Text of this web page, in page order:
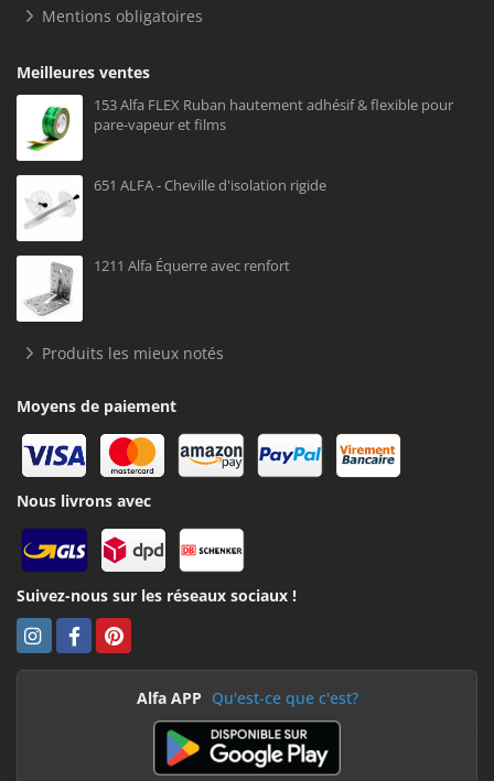
Mentions obligatoires
Meilleures ventes
153 Alfa FLEX Ruban hautement adhésif & flexible pour
pare-vapeur et films
651 ALFA - Cheville d'isolation rigide
1211 Alfa Équerre avec renfort
Produits les mieux notés
Moyens de paiement
Nous livrons avec
Suivez-nous sur les réseaux sociaux !
Alfa APP Qu'est-ce que c'est?